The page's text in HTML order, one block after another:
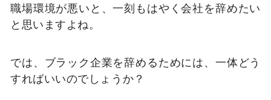
職場環境が悪いと、一刻もはやく会社を辞めたい
と思いますよね。
では、ブラック企業を辞めるためには、一体どう
すればいいのでしょうか？